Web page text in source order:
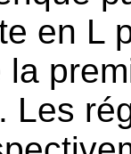
en L
Les